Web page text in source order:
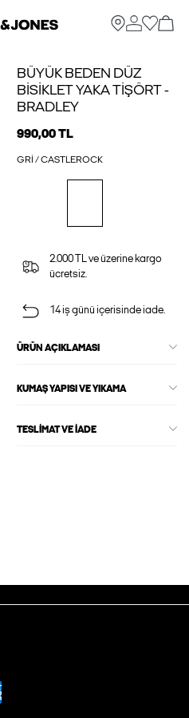
BÜYÜK BEDEN DÜZ
BISIKLET YAKA TIŞÖRT -
BRADLEY
990,00 TL
GRI / CASTLEROCK
2.000 TL ve üzerine kargo
ücretsiz.
14 iş günü içerisinde iade.
ÜRÜN AÇIKLAMASI
KUMAŞ YAPISI VE YIKAMA
TESLIMAT VE İADE